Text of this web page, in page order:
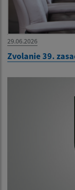
29.06.2026
Zvolanie 39.